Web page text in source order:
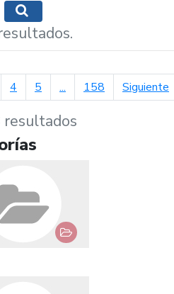
Mostrar opciones de búsqueda
4 5 ... 158 Siguiente